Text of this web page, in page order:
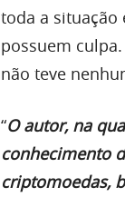
toda a situação
possuem
não teve
“O autor, na
conhecimento
criptomoedas,